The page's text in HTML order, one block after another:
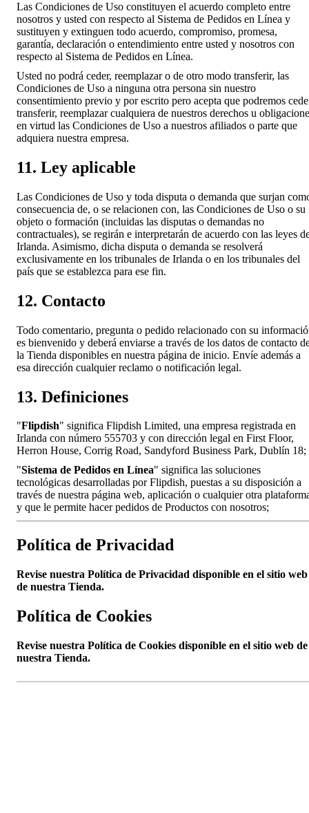
Las Condiciones de Uso constituyen el acuerdo completo entre
nosotros y usted con respecto al Sistema de Pedidos en Línea y
sustituyen y extinguen todo acuerdo, compromiso, promesa,
garantía, declaración o entendimiento entre usted y nosotros con
respecto al Sistema de Pedidos en Línea.
Usted no podrá ceder, reemplazar o de otro modo transferir, las
Condiciones de Uso a ninguna otra persona sin nuestro
consentimiento previo y por escrito pero acepta que podremos
transferir, reemplazar cualquiera de nuestros derechos u
en virtud las Condiciones de Uso a nuestros afiliados o parte que
adquiera nuestra empresa.
11. Ley aplicable
Las Condiciones de Uso y toda disputa o demanda que surjan
consecuencia de, o se relacionen con, las Condiciones de Uso o su
objeto o formación (incluidas las disputas o demandas no
contractuales), se regirán e interpretarán de acuerdo con las leyes
Irlanda. Asimismo, dicha disputa o demanda se resolverá
exclusivamente en los tribunales de Irlanda o en los tribunales del
país que se establezca para ese fin.
12. Contacto
Todo comentario, pregunta o pedido relacionado con su
es bienvenido y deberá enviarse a través de los datos de contacto
la Tienda disponibles en nuestra página de inicio. Envíe además a
esa dirección cualquier reclamo o notificación legal.
13. Definiciones
"Flipdish" significa Flipdish Limited, una empresa registrada en
Irlanda con número 555703 y con dirección legal en First Floor,
Herron House, Corrig Road, Sandyford Business Park, Dublín 18;
"Sistema de Pedidos en Línea" significa las soluciones
tecnológicas desarrolladas por Flipdish, puestas a su disposición a
través de nuestra página web, aplicación o cualquier otra
y que le permite hacer pedidos de Productos con nosotros;
Política de Privacidad
Revise nuestra Política de Privacidad disponible en el sitio web
de nuestra Tienda.
Política de Cookies
Revise nuestra Política de Cookies disponible en el sitio web de
nuestra Tienda.